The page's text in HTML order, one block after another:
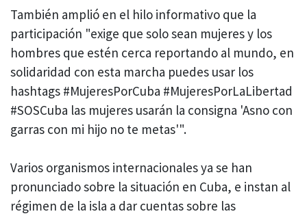
También amplió en el hilo informativo que la
participación "exige que solo sean mujeres y los
hombres que estén cerca reportando al mundo, en
solidaridad con esta marcha puedes usar los
hashtags #MujeresPorCuba #MujeresPorLaLibertad
#SOSCuba las mujeres usarán la consigna 'Asno con
garras con mi hijo no te metas'".
Varios organismos internacionales ya se han
pronunciado sobre la situación en Cuba, e instan al
régimen de la isla a dar cuentas sobre las